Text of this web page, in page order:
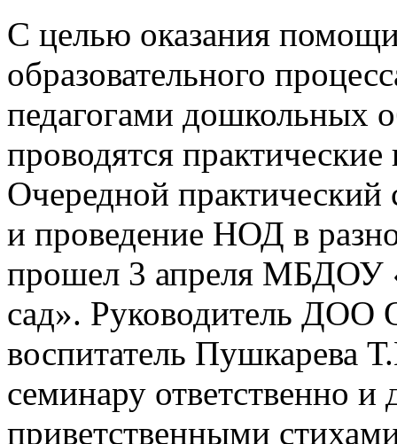
С целью оказания
образовательного
педагогами дошкольных
проводятся
Очередной
и проведение НОД в
прошел 3 апреля МБДОУ
сад». Руководитель
воспитатель Пушкарева
семинару ответственно и
приветственными